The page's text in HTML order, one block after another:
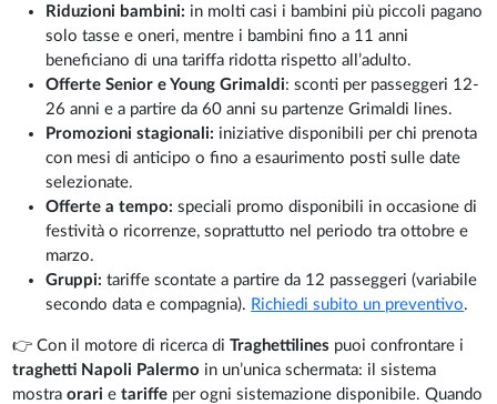
Riduzioni bambini: in molti casi i bambini più piccoli pagano
solo tasse e oneri, mentre i bambini fino a 11 anni
beneficiano di una tariffa ridotta rispetto all’adulto.
Offerte Senior e Young Grimaldi: sconti per passeggeri 12-
26 anni e a partire da 60 anni su partenze Grimaldi lines.
Promozioni stagionali: iniziative disponibili per chi prenota
con mesi di anticipo o fino a esaurimento posti sulle date
selezionate.
Offerte a tempo: speciali promo disponibili in occasione di
festività o ricorrenze, soprattutto nel periodo tra ottobre e
marzo.
Gruppi: tariffe scontate a partire da 12 passeggeri (variabile
secondo data e compagnia). Richiedi subito un preventivo.
👉 Con il motore di ricerca diTraghettilines puoi confrontare i
traghetti Napoli Palermo in un’unica schermata: il sistema
mostraorari etariffe per ogni sistemazione disponibile. Quando